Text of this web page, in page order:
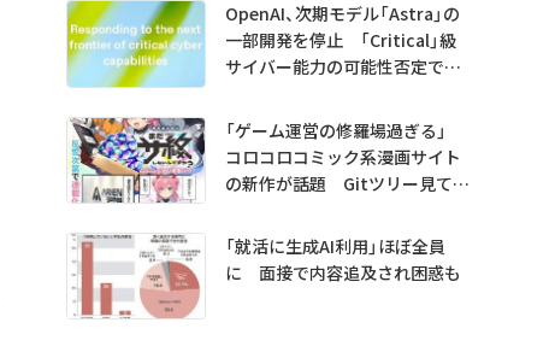
OpenAI、次期モデル「Astra」の
一部開発を停止 「Critical」級
サイバー能力の可能性否定でき
「ゲーム運営の修羅場過ぎる」
コロコロコミック系漫画サイト
の新作が話題 Gitツリー見てガ
「就活に生成AI利用」ほぼ全員
に 面接で内容追及され困惑も